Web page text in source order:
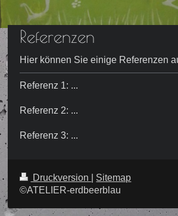
Referenzen
Hier können Sie einige Referenzen
Referenz 1: ...
Referenz 2: ...
Referenz 3: ...
Druckversion
Sitemap
©ATELIER-erdbeerblau